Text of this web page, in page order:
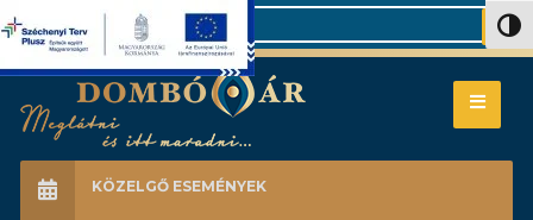
Search
KÖZELGŐ ESEMÉNYEK